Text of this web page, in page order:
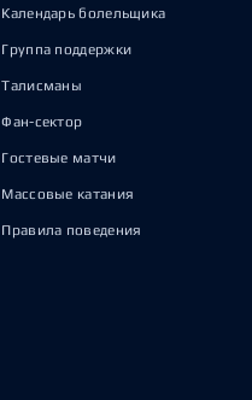
Календарь болельщика
Группа поддержки
Талисманы
Фан-сектор
Гостевые матчи
Массовые катания
Правила поведения